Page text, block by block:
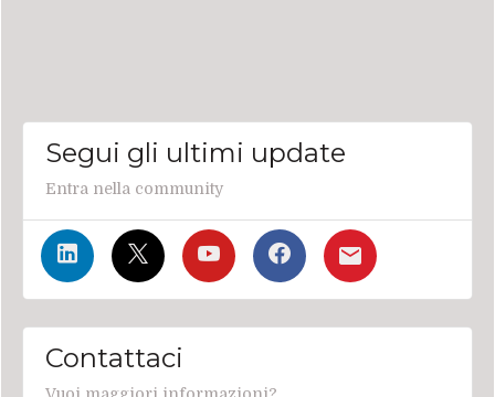
Segui gli ultimi update
Entra nella community
Contattaci
Vuoi maggiori informazioni?